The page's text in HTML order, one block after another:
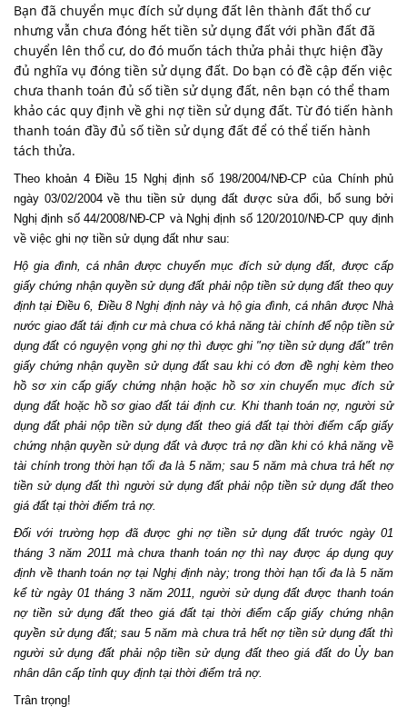
Bạn đã chuyển mục đích sử dụng đất lên thành đất thổ cư
nhưng vẫn chưa đóng hết tiền sử dụng đất với phần đất đã
chuyển lên thổ cư, do đó muốn tách thửa phải thực hiện đầy
đủ nghĩa vụ đóng tiền sử dụng đất. Do bạn có đề cập đến việc
chưa thanh toán đủ số tiền sử dụng đất, nên bạn có thể tham
khảo các quy định về ghi nợ tiền sử dụng đất. Từ đó tiến hành
thanh toán đầy đủ số tiền sử dụng đất để có thể tiến hành
tách thửa.
Theo khoản 4 Điều 15 Nghị định số 198/2004/NĐ-CP của Chính phủ
ngày 03/02/2004 về thu tiền sử dụng đất được sửa đổi, bổ sung bởi
Nghị định số 44/2008/NĐ-CP và Nghị định số 120/2010/NĐ-CP quy định
về việc ghi nợ tiền sử dụng đất như sau:
Hộ gia đình, cá nhân được chuyển mục đích sử dụng đất, được cấp
giấy chứng nhận quyền sử dụng đất phải nộp tiền sử dụng đất theo quy
định tại Điều 6, Điều 8 Nghị định này và hộ gia đình, cá nhân được Nhà
nước giao đất tái định cư mà chưa có khả năng tài chính để nộp tiền sử
dụng đất có nguyện vọng ghi nợ thì được ghi "nợ tiền sử dụng đất" trên
giấy chứng nhận quyền sử dụng đất sau khi có đơn đề nghị kèm theo
hồ sơ xin cấp giấy chứng nhận hoặc hồ sơ xin chuyển mục đích sử
dụng đất hoặc hồ sơ giao đất tái định cư. Khi thanh toán nợ, người sử
dụng đất phải nộp tiền sử dụng đất theo giá đất tại thời điểm cấp giấy
chứng nhận quyền sử dụng đất và được trả nợ dần khi có khả năng về
tài chính trong thời hạn tối đa là 5 năm; sau 5 năm mà chưa trả hết nợ
tiền sử dụng đất thì người sử dụng đất phải nộp tiền sử dụng đất theo
giá đất tại thời điểm trả nợ.
Đối với trường hợp đã được ghi nợ tiền sử dụng đất trước ngày 01
tháng 3 năm 2011 mà chưa thanh toán nợ thì nay được áp dụng quy
định về thanh toán nợ tại Nghị định này; trong thời hạn tối đa là 5 năm
kể từ ngày 01 tháng 3 năm 2011, người sử dụng đất được thanh toán
nợ tiền sử dụng đất theo giá đất tại thời điểm cấp giấy chứng nhận
quyền sử dụng đất; sau 5 năm mà chưa trả hết nợ tiền sử dụng đất thì
người sử dụng đất phải nộp tiền sử dụng đất theo giá đất do Ủy ban
nhân dân cấp tỉnh quy định tại thời điểm trả nợ.
Trân trọng!